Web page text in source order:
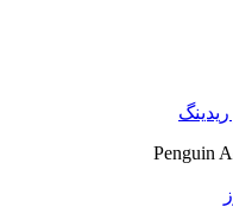
Penguin